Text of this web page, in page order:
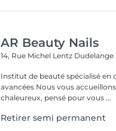
AR Beauty Nails
14, Rue Michel Lentz Dudelange
Institut de beauté spécialisé en
avancées Nous vous accueillons dans un espace moderne et
chaleureux, pensé pour vous ...
Retirer semi permanent